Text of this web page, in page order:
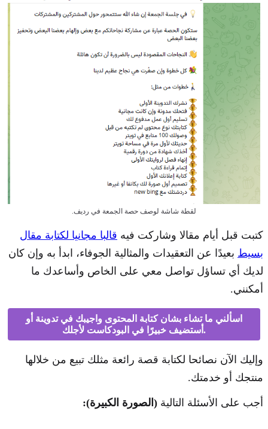
لقطة شاشة لوصف حصة الجمعة في رديف.
كتبت قبل أيام مقالا وشاركت فيه قالبا مجانيا لكتابة مقال
بسيط بعيدًا عن التعقيدات والمثالية الجوفاء، ابدأ به وإن كان
لديك أي تساؤل تواصل معي على الخاص وأساعدك ما
أمكنني.
اسألني ما تشاء بشان كتابة المحتوى واجيبك في تدوينة أو
أستضيف خبيرًا في البودكاست لأجلك.
وإليك الآن نصائحا لكتابة قصة رائعة مثلك تبيع من خلالها
منتجك أو خدمتك.
أجب على الأسئلة التالية (الصورة الكبيرة):